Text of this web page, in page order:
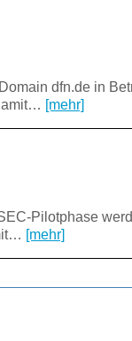
dfn.de in
[mehr]
Pilotphase
[mehr]